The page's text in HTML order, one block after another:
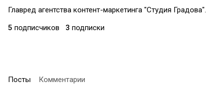
Главред агентства контент-маркетинга "Студия Градова".
5 подписчиков 3 подписки
Посты Комментарии